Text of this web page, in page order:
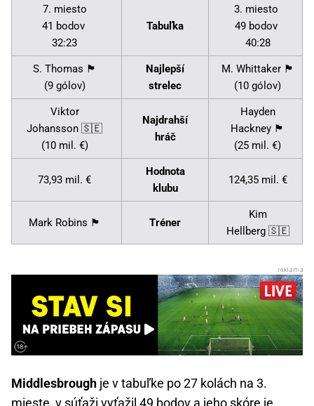
7. miesto
41 bodov
32:23
Tabuľka
3. miesto
49 bodov
40:28
S. Thomas 🏴󠁧󠁢󠁷󠁬󠁳󠁿
(9 gólov)
Najlepší
strelec
M. Whittaker 🏴󠁧󠁢󠁥󠁮󠁧󠁿
(10 gólov)
Viktor
Johansson 🇸🇪
(10 mil. €)
Najdrahší
hráč
Hayden
Hackney 🏴󠁧󠁢󠁥󠁮󠁧󠁿
(25 mil. €)
73,93 mil. €
Hodnota
klubu
124,35 mil. €
Mark Robins 🏴󠁧󠁢󠁥󠁮󠁧󠁿 Tréner
Kim
Hellberg 🇸🇪
Middlesbrough je v tabuľke po 27 kolách na 3.
mieste, v súťaži vyťažil 49 bodov a jeho skóre je